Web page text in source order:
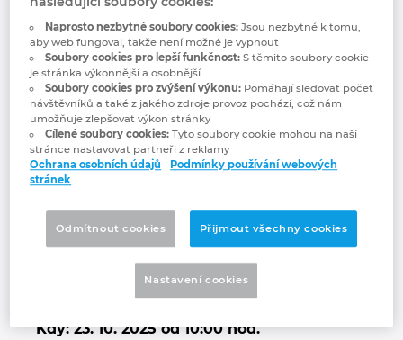
Webinář - Novinky
verze EPLAN
Platforma 2026
Objevte novou verzi EPLAN Platforma 2026,
efektivity, přehlednosti a integrace procesů.
Od koncepčního návrhu až po výrobu a
provoz – vše je nyní ještě více propojeno,
Kdy: 23. 10. 2025 od 10:00 hod.
Technologie budov
Případové studie
Konfigurace
Integrace pro ERP, PDM a PLM
EPLAN Data Portal
EPLAN Education pro školy
EPLAN Education pro studenty
EPLAN aplikace pro spolupráci
Blog EPLAN CZ&SK
Pobočky
Kontakty
Trust Center
Bulharsko
Česká republika
Čína
Dánsko
Chile
Naprosto nezbytné soubory cookies:Jsou nezbytné k tomu,
aby web fungoval, takže není možné je vypnout
Soubory cookies pro lepší funkčnost:S těmito soubory cookie
je stránka výkonnější a osobnější
Soubory cookies pro zvýšení výkonu:Pomáhají sledovat počet
návštěvníků a také z jakého zdroje provoz pochází, což nám
umožňuje zlepšovat výkon stránky
Cílené soubory cookies:Tyto soubory cookie mohou na naší
stránce nastavovat partneři z reklamy
Ochrana osobních údajů
Podmínky používání webových
stránek
Odmítnout cookies Přijmout všechny cookies
Nastavení cookies